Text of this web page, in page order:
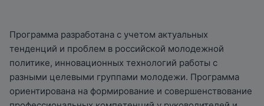
Программа разработана с учетом актуальных
тенденций и проблем в российской молодежной
политике, инновационных технологий работы с
разными целевыми группами молодежи. Программа
ориентирована на формирование и совершенствование